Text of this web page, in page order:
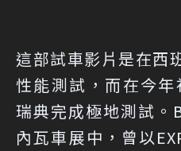
這部試車影片是在西
性能測試，而在今
瑞典完成極地測試。
內瓦車展中，曾以